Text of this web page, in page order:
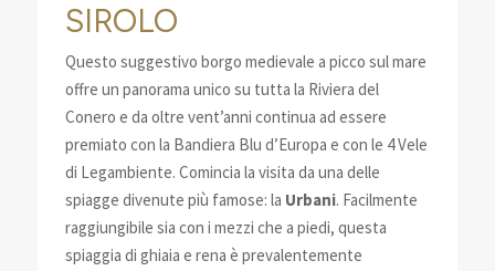
SIROLO
Questo suggestivo borgo medievale a picco sul mare
offre un panorama unico su tutta la Riviera del
Conero e da oltre vent’anni continua ad essere
premiato con la Bandiera Blu d’Europa e con le 4 Vele
di Legambiente. Comincia la visita da una delle
spiagge divenute più famose: la Urbani. Facilmente
raggiungibile sia con i mezzi che a piedi, questa
spiaggia di ghiaia e rena è prevalentemente